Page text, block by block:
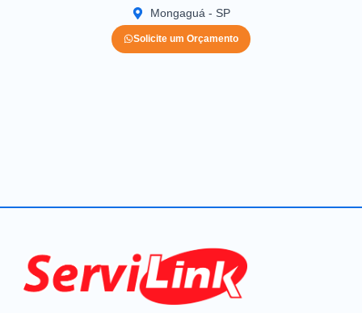
Mongaguá - SP
Solicite um Orçamento